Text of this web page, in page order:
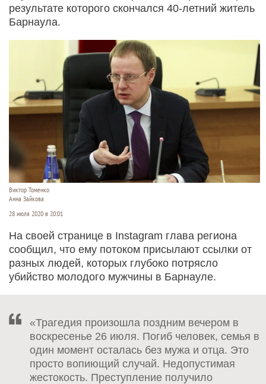
результате которого скончался 40-летний житель
Барнаула.
Виктор Томенко
Анна Зайкова
28 июля 2020 в 20:01
На своей странице в Instagram глава региона
сообщил, что ему потоком присылают ссылки от
разных людей, которых глубоко потрясло
убийство молодого мужчины в Барнауле.
«Трагедия произошла поздним вечером в
воскресенье 26 июля. Погиб человек, семья в
один момент осталась без мужа и отца. Это
просто вопиющий случай. Недопустимая
жестокость. Преступление получило